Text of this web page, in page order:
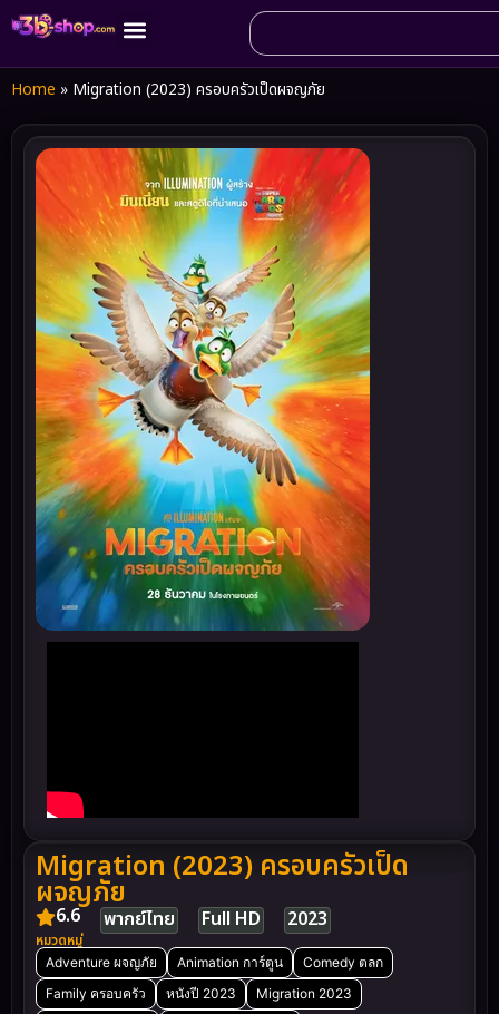
Home » Migration (2023) ครอบครัวเป็ดผจญภัย
Migration (2023) ครอบครัวเป็ด
ผจญภัย
6.6 พากย์ไทย Full HD 2023
หมวดหมู่
Adventure ผจญภัย Animation การ์ตูน
Comedy ตลก
Family ครอบครัว
หนังปี 2023
Migration 2023